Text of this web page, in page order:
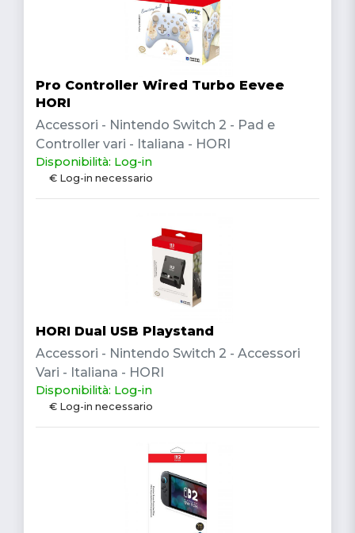
Pro Controller Wired Turbo Eevee
HORI
Accessori - Nintendo Switch 2 - Pad e
Controller vari - Italiana - HORI
Disponibilità: Log-in
€ Log-in necessario
HORI Dual USB Playstand
Accessori - Nintendo Switch 2 - Accessori
Vari - Italiana - HORI
Disponibilità: Log-in
€ Log-in necessario